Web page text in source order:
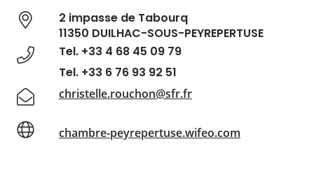
2 impasse de Tabourq
11350 DUILHAC-SOUS-PEYREPERTUSE
Tel. +33 4 68 45 09 79
Tel. +33 6 76 93 92 51
christelle.rouchon@sfr.fr
chambre-peyrepertuse.wifeo.com